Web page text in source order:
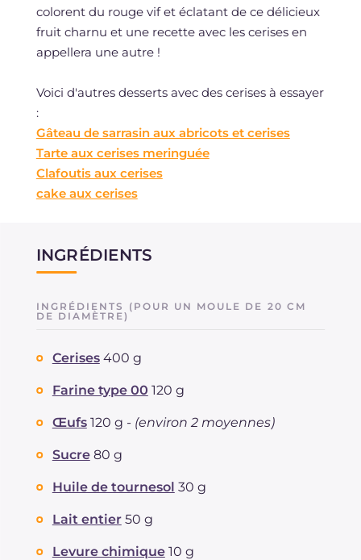
colorent du rouge vif et éclatant de ce délicieux
fruit charnu et une recette avec les cerises en
appellera une autre !
Voici d'autres desserts avec des cerises à essayer
:
Gâteau de sarrasin aux abricots et cerises
Tarte aux cerises meringuée
Clafoutis aux cerises
cake aux cerises
INGRÉDIENTS
INGRÉDIENTS (POUR UN MOULE DE 20 CM
DE DIAMÈTRE)
Cerises 400 g
Farine type 00 120 g
Œufs 120 g - (environ 2 moyennes)
Sucre 80 g
Huile de tournesol 30 g
Lait entier 50 g
Levure chimique 10 g